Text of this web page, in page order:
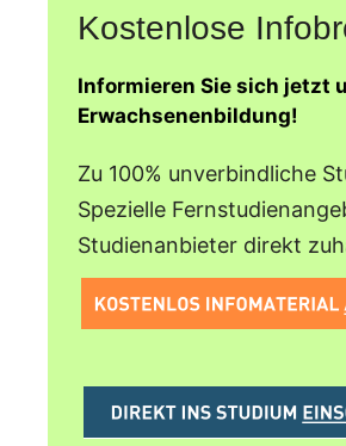
Kostenlose
Informieren Sie sich jetzt
Erwachsenenbildung!
Zu 100% unverbindliche
Spezielle
Studienanbieter direkt